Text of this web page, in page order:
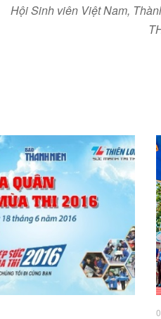
Hội Sinh viên Việt Nam,